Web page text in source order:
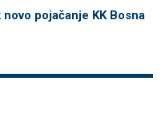
pojačanje KK Bosna